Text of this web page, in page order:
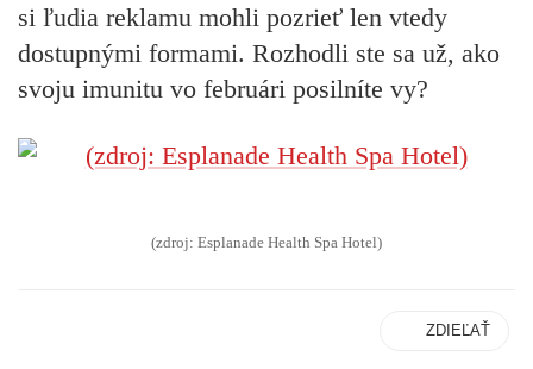
si ľudia reklamu mohli pozrieť len vtedy
dostupnými formami. Rozhodli ste sa už, ako
svoju imunitu vo februári posilníte vy?
(zdroj: Esplanade Health Spa Hotel)
ZDIEĽAŤ